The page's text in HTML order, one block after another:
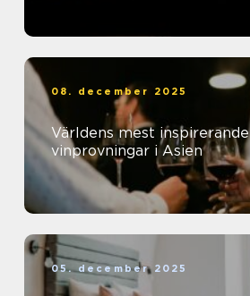
08. december 2025
Världens mest inspirerande
vinprovningar i Asien
05. december 2025